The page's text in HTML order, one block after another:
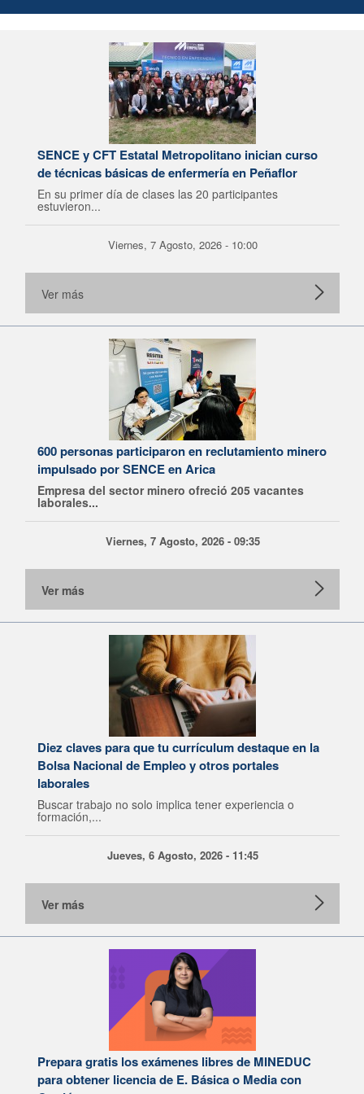
SENCE y CFT Estatal Metropolitano inician curso
de técnicas básicas de enfermería en Peñaflor
En su primer día de clases las 20 participantes
estuvieron...
Viernes, 7 Agosto, 2026 - 10:00
Ver más
600 personas participaron en reclutamiento minero
impulsado por SENCE en Arica
Empresa del sector minero ofreció 205 vacantes
laborales...
Viernes, 7 Agosto, 2026 - 09:35
Ver más
Diez claves para que tu currículum destaque en la
Bolsa Nacional de Empleo y otros portales
laborales
Buscar trabajo no solo implica tener experiencia o
formación,...
Jueves, 6 Agosto, 2026 - 11:45
Ver más
Prepara gratis los exámenes libres de MINEDUC
para obtener licencia de E. Básica o Media con